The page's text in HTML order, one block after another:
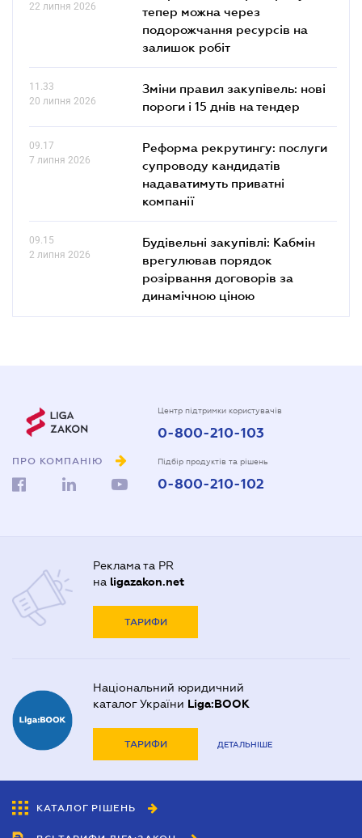
22 липня 2026
тепер можна через
подорожчання ресурсів на
залишок робіт
11.33
20 липня 2026
Зміни правил закупівель: нові
пороги і 15 днів на тендер
09.17
7 липня 2026
Реформа рекрутингу: послуги
супроводу кандидатів
надаватимуть приватні
компанії
09.15
2 липня 2026
Будівельні закупівлі: Кабмін
врегулював порядок
розірвання договорів за
динамічною ціною
ПРО КОМПАНІЮ
Центр підтримки користувачів
0-800-210-103
Підбір продуктів та рішень
0-800-210-102
Реклама та PR
на ligazakon.net
ТАРИФИ
Національний юридичний
каталог України Liga:BOOK
ТАРИФИ ДЕТАЛЬНІШЕ
КАТАЛОГ РІШЕНЬ